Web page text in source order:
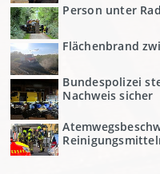
Person unter
Flächenbrand
Bundespolizei
Nachweis sicher